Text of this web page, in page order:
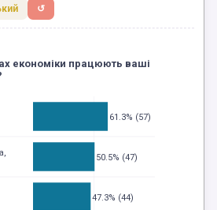
↺
61.3% (57)
50.5% (47)
47.3% (44)
економіки працюють ваші